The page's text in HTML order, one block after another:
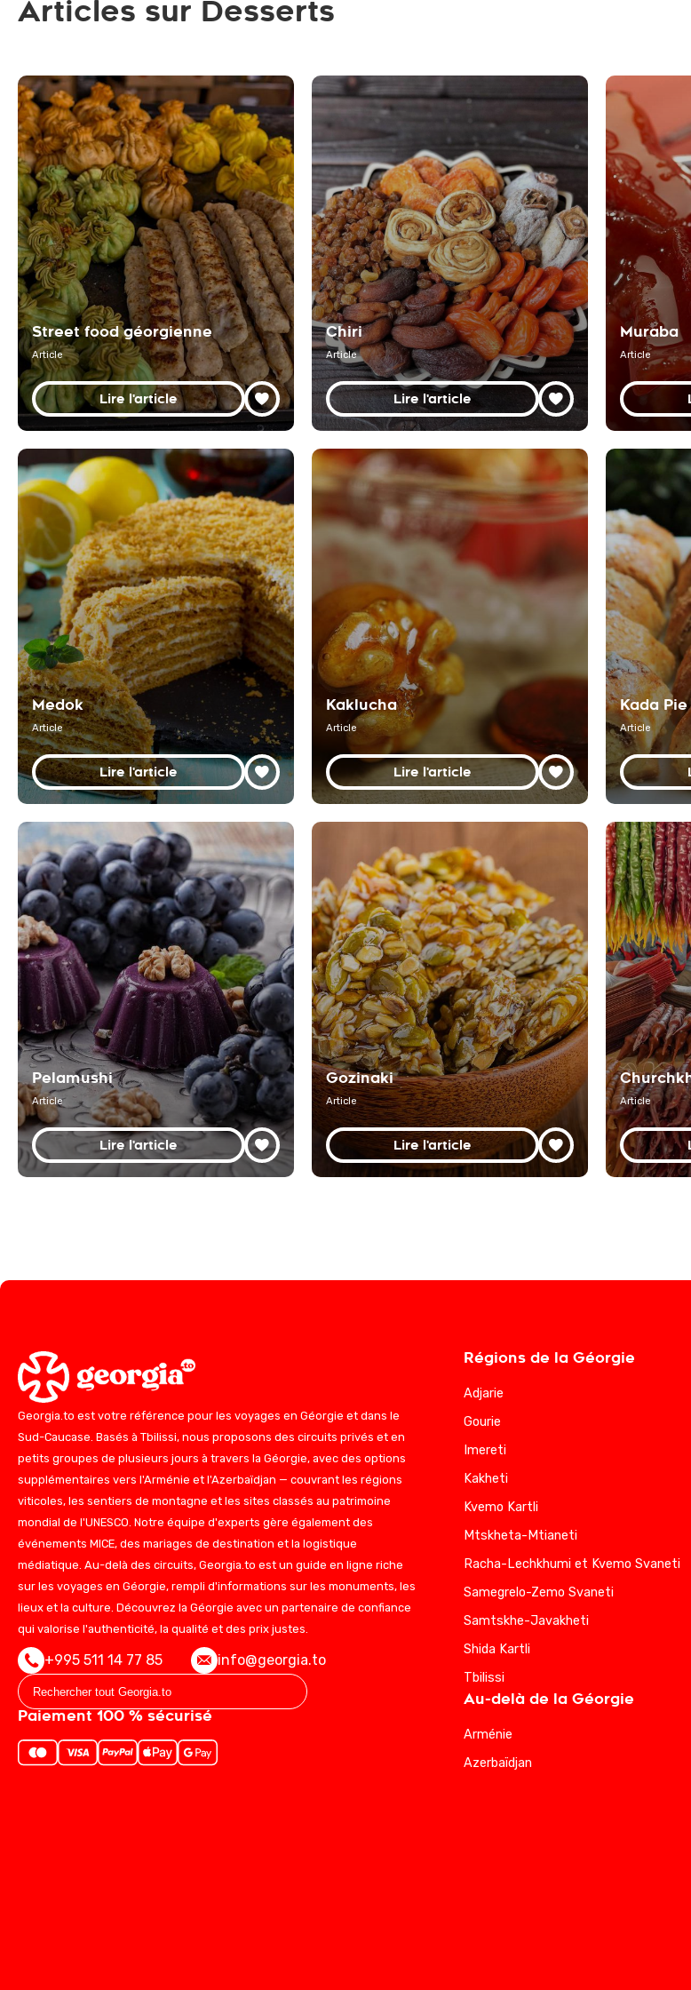
Articles sur Desserts
Street food géorgienne
Article
Lire l'article
Chiri
Article
Lire l'article
Muraba
Article
Medok
Article
Lire l'article
Kaklucha
Article
Lire l'article
Kada Pie
Article
Pelamushi
Article
Lire l'article
Gozinaki
Article
Lire l'article
Article
Georgia.to est votre référence pour les voyages en Géorgie et dans le
Sud-Caucase. Basés à Tbilissi, nous proposons des circuits privés et en
petits groupes de plusieurs jours à travers la Géorgie, avec des options
supplémentaires vers l'Arménie et l'Azerbaïdjan — couvrant les régions
viticoles, les sentiers de montagne et les sites classés au patrimoine
mondial de l'UNESCO. Notre équipe d'experts gère également des
événements MICE, des mariages de destination et la logistique
médiatique. Au-delà des circuits, Georgia.to est un guide en ligne riche
sur les voyages en Géorgie, rempli d'informations sur les monuments, les
lieux et la culture. Découvrez la Géorgie avec un partenaire de confiance
qui valorise l'authenticité, la qualité et des prix justes.
+995 511 14 77 85 info@georgia.to
Paiement 100 % sécurisé
Régions de la Géorgie
Adjarie
Gourie
Imereti
Kakheti
Kvemo Kartli
Mtskheta-Mtianeti
Racha-Lechkhumi et Kvemo Svaneti
Samegrelo-Zemo Svaneti
Samtskhe-Javakheti
Shida Kartli
Tbilissi
Au-delà de la Géorgie
Arménie
Azerbaïdjan